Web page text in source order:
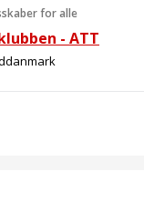
for alle
- ATT